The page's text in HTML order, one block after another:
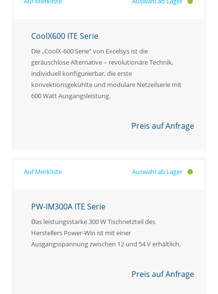
CoolX600 ITE Serie
Die „CoolX-600 Serie“ von Excelsys ist die
geräuschlose Alternative – revolutionäre Technik,
individuell konfigurierbar, die erste
konvektionsgekühlte und modulare Netzeilserie mit
600 Watt Ausgangsleistung.
Preis auf Anfrage
Auswahl ab Lager
PW-IM300A ITE Serie
Das leistungsstarke 300 W Tischnetzteil des
Herstellers Power-Win ist mit einer
Ausgangsspannung zwischen 12 und 54 V erhältlich.
Preis auf Anfrage